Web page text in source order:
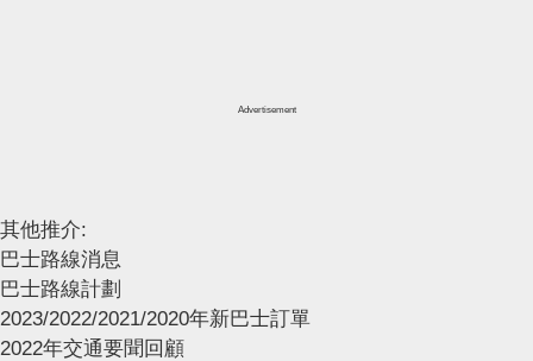
Advertisement
其他推介:
巴士路線消息
巴士路線計劃
2023/2022/2021/2020年新巴士訂單
2022年交通要聞回顧